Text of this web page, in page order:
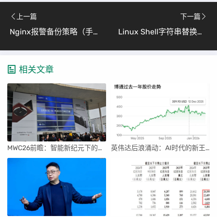
上一篇
Nginx报警备份策略（手把手教你搭建稳定可靠的Web服务保障体系）
下一篇
Linux Shell字符串替换方法（从入门到精通的实用指南）
相关文章
MWC26前瞻：智能新纪元下的科技盛宴 英伟达后浪涌动：AI时代的新王者与隐忧